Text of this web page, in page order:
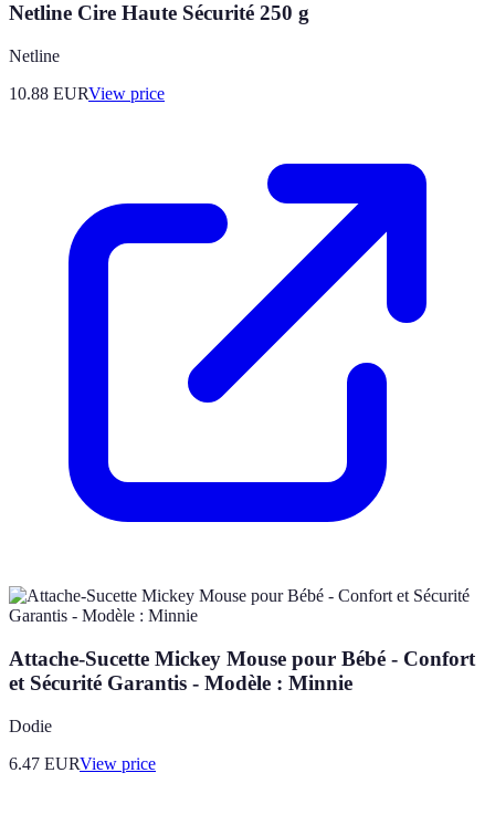
Netline Cire Haute Sécurité 250 g
Netline
10.88 EURView price
Attache-Sucette Mickey Mouse pour Bébé - Confort
et Sécurité Garantis - Modèle : Minnie
Dodie
6.47 EURView price